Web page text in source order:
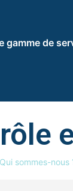
gamme de
Qui sommes-nous